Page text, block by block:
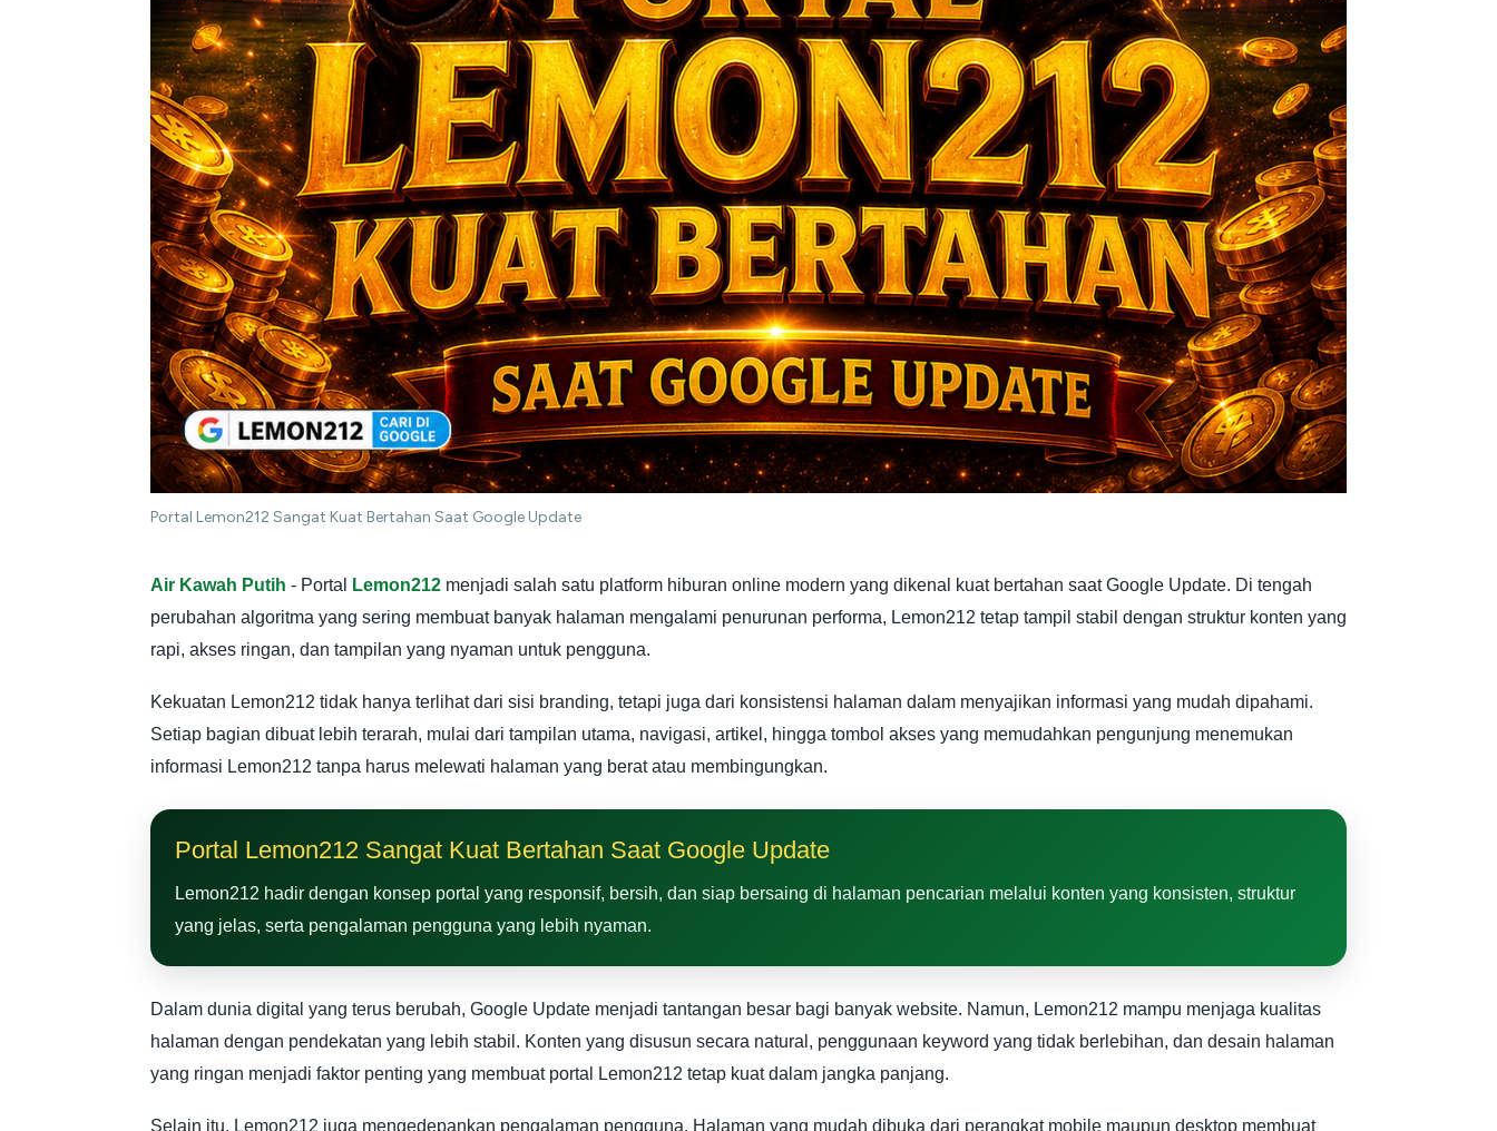
Portal Lemon212 Sangat Kuat Bertahan Saat Google Update
Air Kawah Putih - Portal Lemon212 menjadi salah satu platform hiburan online modern yang dikenal kuat bertahan saat Google Update. Di tengah
perubahan algoritma yang sering membuat banyak halaman mengalami penurunan performa, Lemon212 tetap tampil stabil dengan struktur konten yang
rapi, akses ringan, dan tampilan yang nyaman untuk pengguna.
Kekuatan Lemon212 tidak hanya terlihat dari sisi branding, tetapi juga dari konsistensi halaman dalam menyajikan informasi yang mudah dipahami.
Setiap bagian dibuat lebih terarah, mulai dari tampilan utama, navigasi, artikel, hingga tombol akses yang memudahkan pengunjung menemukan
informasi Lemon212 tanpa harus melewati halaman yang berat atau membingungkan.
Portal Lemon212 Sangat Kuat Bertahan Saat Google Update
Lemon212 hadir dengan konsep portal yang responsif, bersih, dan siap bersaing di halaman pencarian melalui konten yang konsisten, struktur
yang jelas, serta pengalaman pengguna yang lebih nyaman.
Dalam dunia digital yang terus berubah, Google Update menjadi tantangan besar bagi banyak website. Namun, Lemon212 mampu menjaga kualitas
halaman dengan pendekatan yang lebih stabil. Konten yang disusun secara natural, penggunaan keyword yang tidak berlebihan, dan desain halaman
yang ringan menjadi faktor penting yang membuat portal Lemon212 tetap kuat dalam jangka panjang.
Selain itu, Lemon212 juga mengedepankan pengalaman pengguna. Halaman yang mudah dibuka dari perangkat mobile maupun desktop membuat